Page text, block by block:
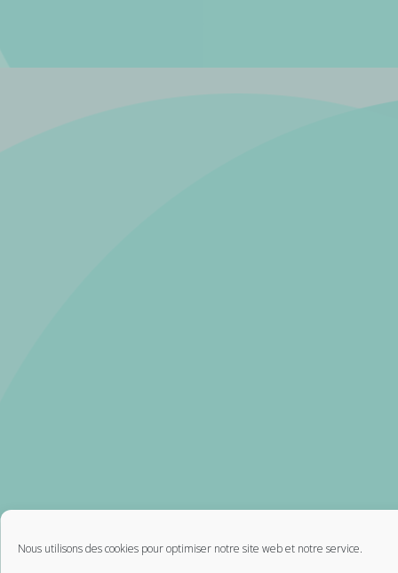
Nous utilisons des cookies pour optimiser notre site web et notre service.